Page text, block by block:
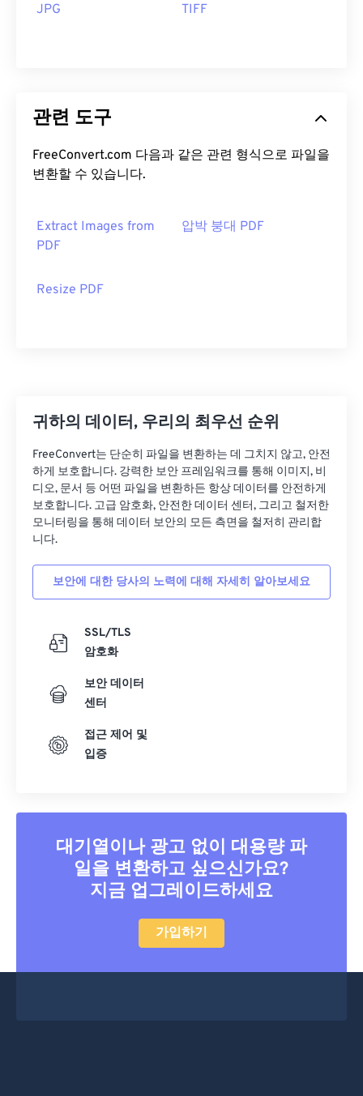
JPG
TIFF
관련 도구
FreeConvert.com 다음과 같은 관련 형식으로 파일을
변환할 수 있습니다.
Extract Images from
PDF
압박 붕대 PDF
Resize PDF
귀하의 데이터, 우리의 최우선 순위
FreeConvert는 단순히 파일을 변환하는 데 그치지 않고, 안전
하게 보호합니다. 강력한 보안 프레임워크를 통해 이미지, 비
디오, 문서 등 어떤 파일을 변환하든 항상 데이터를 안전하게
보호합니다. 고급 암호화, 안전한 데이터 센터, 그리고 철저한
모니터링을 통해 데이터 보안의 모든 측면을 철저히 관리합
니다.
보안에 대한 당사의 노력에 대해 자세히 알아보세요
SSL/TLS
암호화
보안 데이터
센터
접근 제어 및
입증
대기열이나 광고 없이 대용량 파
일을 변환하고 싶으신가요?
지금 업그레이드하세요
가입하기